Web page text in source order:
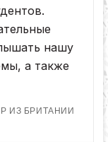
нашу
а также
ИЗ БРИТАНИИ